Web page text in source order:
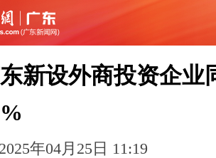
新设外商投资企业
年04月25日 11:19